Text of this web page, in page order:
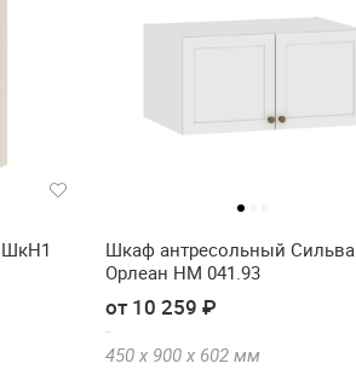
Шкаф антресольный Сильва
Орлеан НМ 041.93
от 10 259 ₽
450 х 900 х 602 мм